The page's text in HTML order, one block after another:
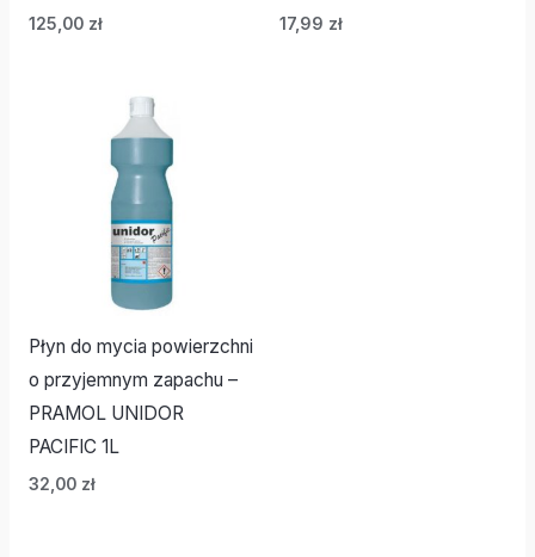
125,00 zł 17,99 zł
Płyn do mycia powierzchni
o przyjemnym zapachu –
PRAMOL UNIDOR
PACIFIC 1L
32,00 zł